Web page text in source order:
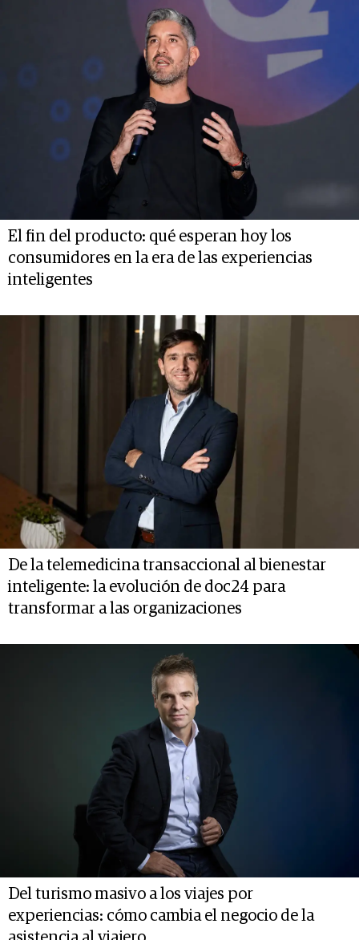
El fin del producto: qué esperan hoy los
consumidores en la era de las experiencias
inteligentes
De la telemedicina transaccional al bienestar
inteligente: la evolución de doc24 para
transformar a las organizaciones
Del turismo masivo a los viajes por
experiencias: cómo cambia el negocio de la